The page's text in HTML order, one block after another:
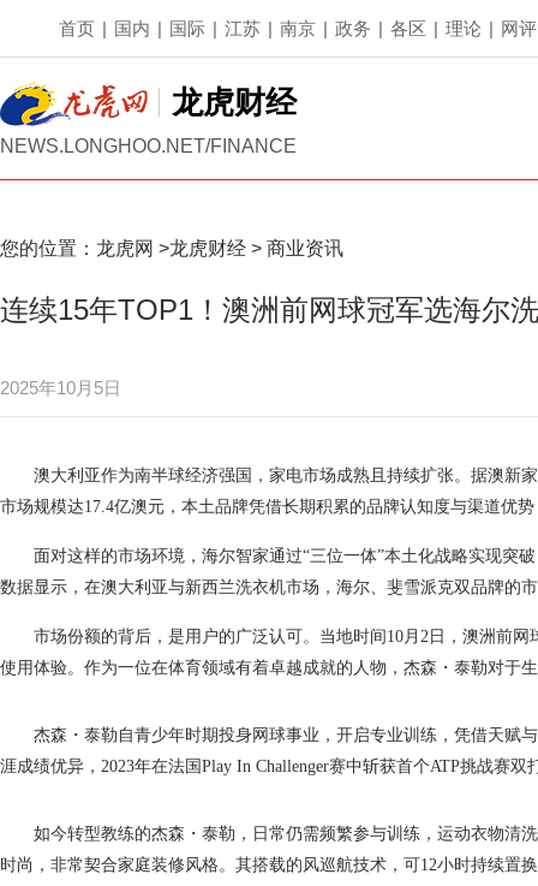
首页 | 国内 | 国际 | 江苏 | 南京 | 政务 | 各区 | 理论 | 网评
龙虎财经
NEWS.LONGHOO.NET/FINANCE
您的位置： 龙虎网 >龙虎财经 > 商业资讯
连续15年TOP1！澳洲前网球冠军选海尔
2025年10月5日
澳大利亚作为南半球经济强国，家电市场成熟且持续扩张。据澳新
市场规模达17.4亿澳元，本土品牌凭借长期积累的品牌认知度与渠道优
面对这样的市场环境，海尔智家通过“三位一体”本土化战略实现突
数据显示，在澳大利亚与新西兰洗衣机市场，海尔、斐雪派克双品牌的
市场份额的背后，是用户的广泛认可。当地时间10月2日，澳洲前
使用体验。作为一位在体育领域有着卓越成就的人物，杰森・泰勒对于
杰森・泰勒自青少年时期投身网球事业，开启专业训练，凭借天赋
涯成绩优异，2023年在法国Play In Challenger赛中斩获首个ATP挑战赛
如今转型教练的杰森・泰勒，日常仍需频繁参与训练，运动衣物清
时尚，非常契合家庭装修风格。其搭载的风巡航技术，可12小时持续置